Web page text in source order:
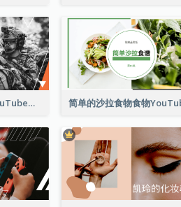
玩家策略线上游戏YouTube影片缩图